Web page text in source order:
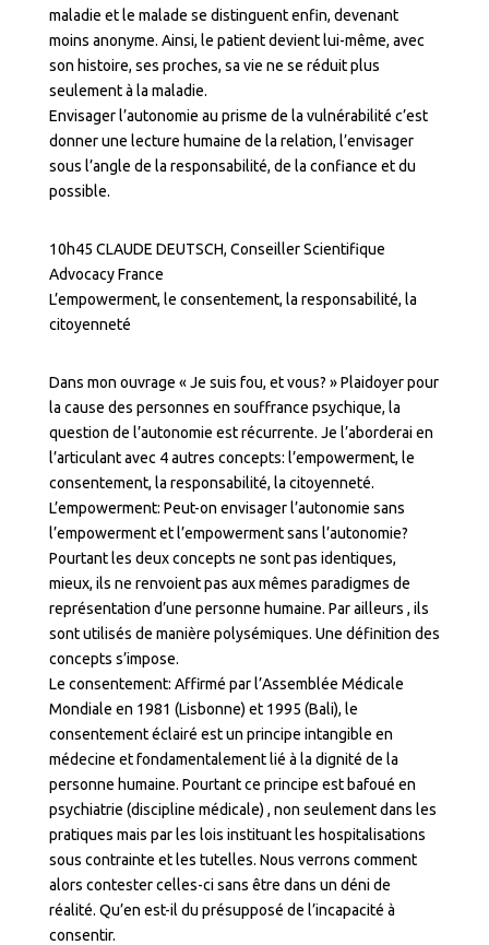
maladie et le malade se distinguent enfin, devenant
moins anonyme. Ainsi, le patient devient lui-même, avec
son histoire, ses proches, sa vie ne se réduit plus
seulement à la maladie.
Envisager l’autonomie au prisme de la vulnérabilité c’est
donner une lecture humaine de la relation, l’envisager
sous l’angle de la responsabilité, de la confiance et du
possible.
10h45 CLAUDE DEUTSCH, Conseiller Scientifique
Advocacy France
L’empowerment, le consentement, la responsabilité, la
citoyenneté
Dans mon ouvrage « Je suis fou, et vous? » Plaidoyer pour
la cause des personnes en souffrance psychique, la
question de l’autonomie est récurrente. Je l’aborderai en
l’articulant avec 4 autres concepts: l’empowerment, le
consentement, la responsabilité, la citoyenneté.
L’empowerment: Peut-on envisager l’autonomie sans
l’empowerment et l’empowerment sans l’autonomie?
Pourtant les deux concepts ne sont pas identiques,
mieux, ils ne renvoient pas aux mêmes paradigmes de
représentation d’une personne humaine. Par ailleurs , ils
sont utilisés de manière polysémiques. Une définition des
concepts s’impose.
Le consentement: Affirmé par l’Assemblée Médicale
Mondiale en 1981 (Lisbonne) et 1995 (Bali), le
consentement éclairé est un principe intangible en
médecine et fondamentalement lié à la dignité de la
personne humaine. Pourtant ce principe est bafoué en
psychiatrie (discipline médicale) , non seulement dans les
pratiques mais par les lois instituant les hospitalisations
sous contrainte et les tutelles. Nous verrons comment
alors contester celles-ci sans être dans un déni de
réalité. Qu’en est-il du présupposé de l’incapacité à
consentir.